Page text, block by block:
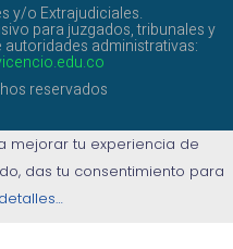
y/o Extrajudiciales.
para juzgados, tribunales y
administrativas:
reservados
mejorar tu experiencia de
das tu consentimiento para